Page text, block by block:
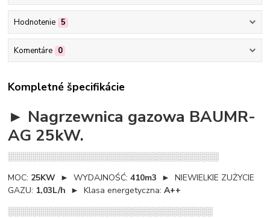
Hodnotenie 5
Komentáre 0
Kompletné špecifikácie
► Nagrzewnica gazowa BAUMR-
AG 25kW.
░░░░░░░░░░░░░░░░░░░░░░░░░░░░░░░░░░░
MOC: 25KW ► WYDAJNOŚĆ:410m3 ► NIEWIELKIE ZUŻYCIE
GAZU: 1,03L/h ► Klasa energetyczna:A++
░░░░░░░░░░░░░░░░░░░░░░░░░░░░░░░░░░